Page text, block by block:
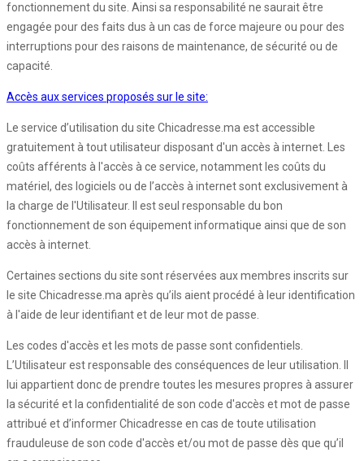
fonctionnement du site. Ainsi sa responsabilité ne saurait être
engagée pour des faits dus à un cas de force majeure ou pour des
interruptions pour des raisons de maintenance, de sécurité ou de
capacité.
Accès aux services proposés sur le site:
Le service d’utilisation du site Chicadresse.ma est accessible
gratuitement à tout utilisateur disposant d'un accès à internet. Les
coûts afférents à l'accès à ce service, notamment les coûts du
matériel, des logiciels ou de l’accès à internet sont exclusivement à
la charge de l'Utilisateur. Il est seul responsable du bon
fonctionnement de son équipement informatique ainsi que de son
accès à internet.
Certaines sections du site sont réservées aux membres inscrits sur
le site Chicadresse.ma après qu’ils aient procédé à leur identification
à l'aide de leur identifiant et de leur mot de passe.
Les codes d'accès et les mots de passe sont confidentiels.
L’Utilisateur est responsable des conséquences de leur utilisation. Il
lui appartient donc de prendre toutes les mesures propres à assurer
la sécurité et la confidentialité de son code d'accès et mot de passe
attribué et d’informer Chicadresse en cas de toute utilisation
frauduleuse de son code d'accès et/ou mot de passe dès que qu’il